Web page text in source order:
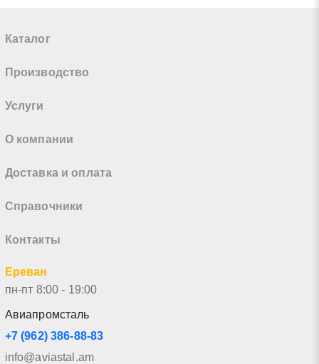
Каталог
Производство
Услуги
О компании
Доставка и оплата
Справочники
Контакты
Ереван
пн-пт 8:00 - 19:00
Авиапромсталь
+7 (962) 386-88-83
info@aviastal.am